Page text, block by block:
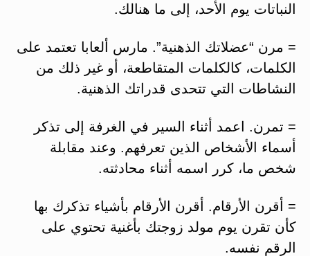
النباتات يوم الأحد، إلى ما هنالك.
= مرن “عضلاتك الذهنية”. مارس ألعابا تعتمد على
الكلمات، كالكلمات المتقاطعة، أو غير ذلك من
النشاطات التي تتحدى قدراتك الذهنية.
= تمرن. اعمد أثناء السير في الغرفة إلى تذكر
أسماء الأشخاص الذين تعرفهم. وعند مقابلة
شخص ما، كرر اسمه أثناء محادثته.
= أقرن الأرقام. أقرن الأرقام بأشياء تذكرك بها
كأن تقرن يوم مولد زوجتك بأغنية تحتوي على
الرقم نفسه.